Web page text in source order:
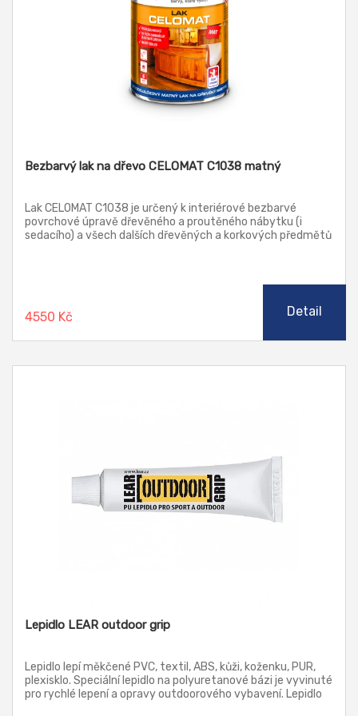
Bezbarvý lak na dřevo CELOMAT C1038 matný
Lak CELOMAT C1038 je určený k interiérové bezbarvé
povrchové úpravě dřevěného a proutěného nábytku (i
sedacího) a všech dalších dřevěných a korkových předmětů
4550 Kč Detail
Lepidlo LEAR outdoor grip
Lepidlo lepí měkčené PVC, textil, ABS, kůži, koženku, PUR,
plexisklo. Speciální lepidlo na polyuretanové bázi je vyvinuté
pro rychlé lepení a opravy outdoorového vybavení. Lepidlo